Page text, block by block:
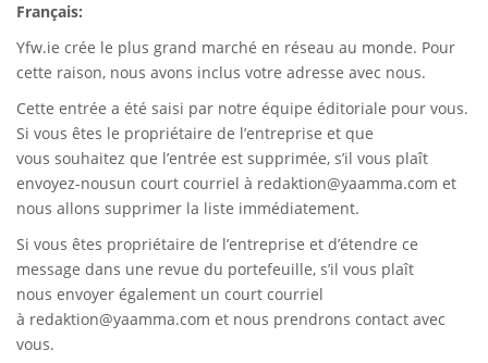
Français:
Yfw.ie crée le plus grand marché en réseau au monde. Pour
cette raison, nous avons inclus votre adresse avec nous.
Cette entrée a été saisi par notre équipe éditoriale pour vous.
Si vous êtes le propriétaire de l’entreprise et que
vous souhaitez que l’entrée est supprimée, s’il vous plaît
envoyez-nousun court courriel à redaktion@yaamma.com et
nous allons supprimer la liste immédiatement.
Si vous êtes propriétaire de l’entreprise et d’étendre ce
message dans une revue du portefeuille, s’il vous plaît
nous envoyer également un court courriel
à redaktion@yaamma.com et nous prendrons contact avec
vous.